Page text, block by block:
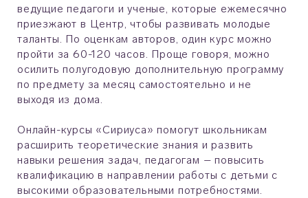
ведущие педагоги и ученые, которые ежемесячно
приезжают в Центр, чтобы развивать молодые
таланты. По оценкам авторов, один курс можно
пройти за 60-120 часов. Проще говоря, можно
осилить полугодовую дополнительную программу
по предмету за месяц самостоятельно и не
выходя из дома.
Онлайн-курсы «Сириуса» помогут школьникам
расширить теоретические знания и развить
навыки решения задач, педагогам – повысить
квалификацию в направлении работы с детьми с
высокими образовательными потребностями.